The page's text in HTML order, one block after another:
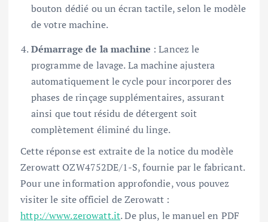
bouton dédié ou un écran tactile, selon le modèle
de votre machine.
Démarrage de la machine : Lancez le
programme de lavage. La machine ajustera
automatiquement le cycle pour incorporer des
phases de rinçage supplémentaires, assurant
ainsi que tout résidu de détergent soit
complètement éliminé du linge.
Cette réponse est extraite de la notice du modèle
Zerowatt OZW4752DE/1-S, fournie par le fabricant.
Pour une information approfondie, vous pouvez
visiter le site officiel de Zerowatt :
http://www.zerowatt.it. De plus, le manuel en PDF